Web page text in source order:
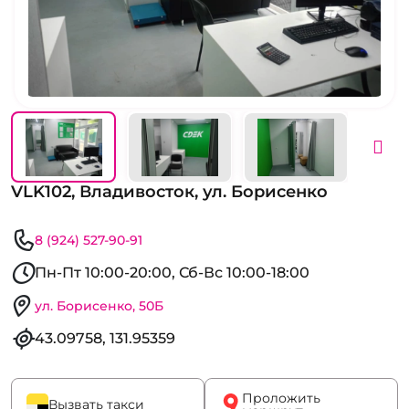
VLK102, Владивосток, ул. Борисенко
8 (924) 527-90-91
Пн-Пт 10:00-20:00, Сб-Вс 10:00-18:00
ул. Борисенко, 50Б
43.09758, 131.95359
Вызвать такси Проложить